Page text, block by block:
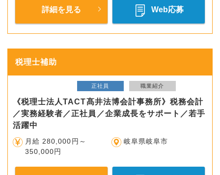
詳細を見る Web応募
税理士補助
正社員 職業紹介
《税理士法人TACT髙井法博会計事務所》税務会計
／実務経験者／正社員／企業成長をサポート／若手
活躍中
月給 280,000円～
350,000円
岐阜県岐阜市